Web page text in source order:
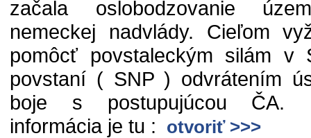
začala oslobodzovanie
nemeckej nadvlády. Cieľom
pomôcť povstaleckým silám v
povstaní ( SNP ) odvrátením
boje s postupujúcou ČA.
informácia je tu :
otvoriť >>>